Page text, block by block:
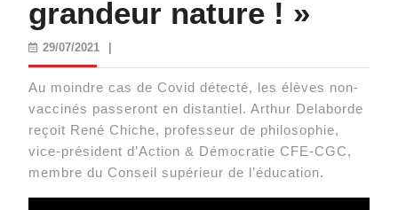
grandeur nature ! »
29/07/202129/07/2021
Au moindre cas de Covid détecté, les élèves non-
vaccinés passeront en distantiel. Arthur Delaborde
reçoit René Chiche, professeur de philosophie,
vice-président d’Action & Démocratie CFE-CGC,
membre du Conseil supérieur de l’éducation.